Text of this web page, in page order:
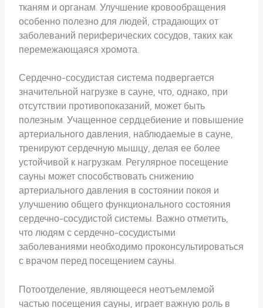
тканям и органам. Улучшение кровообращения
особенно полезно для людей, страдающих от
заболеваний периферических сосудов, таких как
перемежающаяся хромота.
Сердечно-сосудистая система подвергается
значительной нагрузке в сауне, что, однако, при
отсутствии противопоказаний, может быть
полезным. Учащенное сердцебиение и повышение
артериального давления, наблюдаемые в сауне,
тренируют сердечную мышцу, делая ее более
устойчивой к нагрузкам. Регулярное посещение
сауны может способствовать снижению
артериального давления в состоянии покоя и
улучшению общего функционального состояния
сердечно-сосудистой системы. Важно отметить,
что людям с сердечно-сосудистыми
заболеваниями необходимо проконсультироваться
с врачом перед посещением сауны.
Потоотделение, являющееся неотъемлемой
частью посещения сауны, играет важную роль в